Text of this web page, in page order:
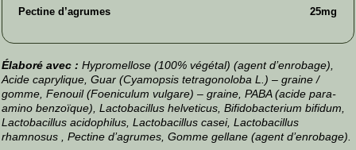
Pectine d’agrumes 25mg
Élaboré avec : Hypromellose (100% végétal) (agent d’enrobage),
Acide caprylique, Guar (Cyamopsis tetragonoloba L.) – graine /
gomme, Fenouil (Foeniculum vulgare) – graine, PABA (acide para-
amino benzoïque), Lactobacillus helveticus, Bifidobacterium bifidum,
Lactobacillus acidophilus, Lactobacillus casei, Lactobacillus
rhamnosus , Pectine d’agrumes, Gomme gellane (agent d’enrobage).